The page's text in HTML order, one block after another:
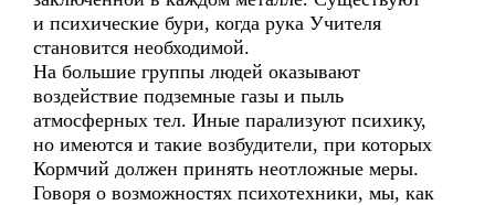
и психические бури, когда рука Учителя
становится необходимой.
На большие группы людей оказывают
воздействие подземные газы и пыль
атмосферных тел. Иные парализуют психику,
но имеются и такие возбудители, при которых
Кормчий должен принять неотложные меры.
Говоря о возможностях психотехники, мы, как